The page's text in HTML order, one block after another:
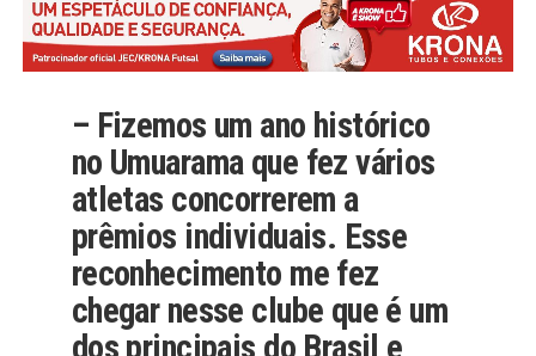
– Fizemos um ano histórico
no Umuarama que fez vários
atletas concorrerem a
prêmios individuais. Esse
reconhecimento me fez
chegar nesse clube que é um
dos principais do Brasil e